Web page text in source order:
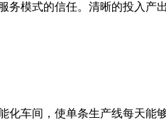
模式的信任。清晰的投入
车间，使单条生产线每天能